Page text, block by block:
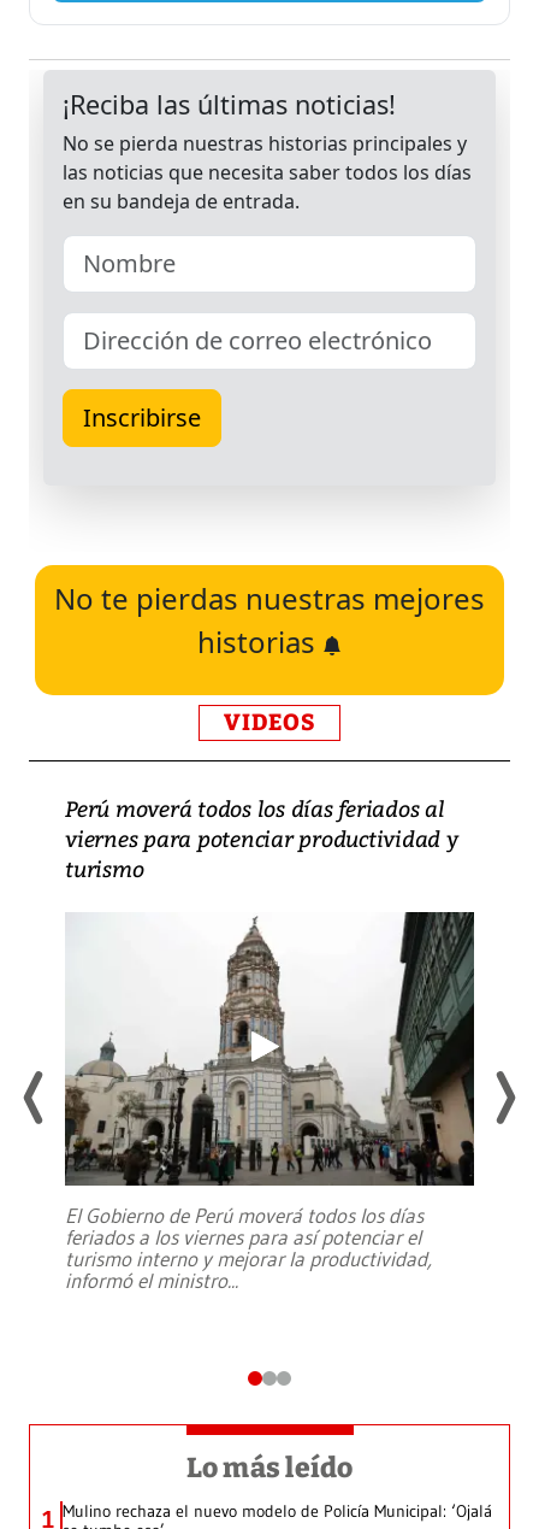
No te pierdas nuestras mejores
historias
VIDEOS
Perú moverá todos los días feriados al
viernes para potenciar productividad y
turismo
El Gobierno de Perú moverá todos los días
feriados a los viernes para así potenciar el
turismo interno y mejorar la productividad,
informó el ministro...
Lo más leído
1 Mulino rechaza el nuevo modelo de Policía Municipal: ‘Ojalá